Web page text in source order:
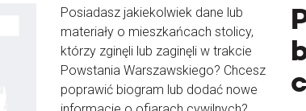
Posiadasz jakiekolwiek dane lub
materiały o mieszkańcach stolicy,
którzy zginęli lub zaginęli w trakcie
Powstania Warszawskiego? Chcesz
poprawić biogram lub dodać nowe